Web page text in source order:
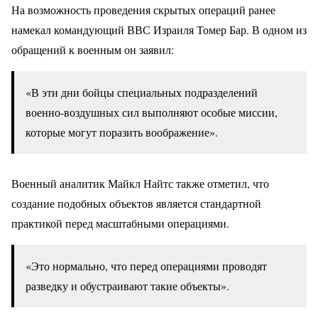
На возможность проведения скрытых операций ранее
намекал командующий ВВС Израиля Томер Бар. В одном из
обращений к военным он заявил:
«В эти дни бойцы специальных подразделений
военно-воздушных сил выполняют особые миссии,
которые могут поразить воображение».
Военный аналитик Майкл Найтс также отметил, что
создание подобных объектов является стандартной
практикой перед масштабными операциями.
«Это нормально, что перед операциями проводят
разведку и обустраивают такие объекты».